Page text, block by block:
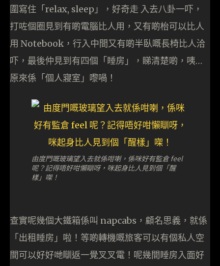
圍寫住「relax, sleep」，好奇走 入去八卦一吓，
打咗個圈見到有啲電腦比人用，又有啲枱可以比人
用 Notebook，行入中間又有啲半臥嘅長椅比人洽
吓，最後仲見到有四個「睡房」，睇清楚啲，咦…
原來係「個人寢室」嚟喎！
由度門嘅玻璃望入去就係咁喇，係咪好有監倉 feel
呢？記得唔好咁懶瞓呀，咪起身比人見到個「醒
樣」㗎！
查實呢幾個大鐵箱係叫 napcabs，顧名思義，就係
「出租睡房」啦！等啲轉機嘅旅客可以有個私人空
間可以好好哋瞓返一覺叉叉電！呢幾間睡房入面好